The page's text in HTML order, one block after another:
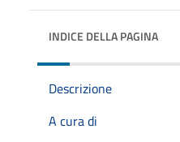
INDICE DELLA PAGINA
Descrizione
A cura di